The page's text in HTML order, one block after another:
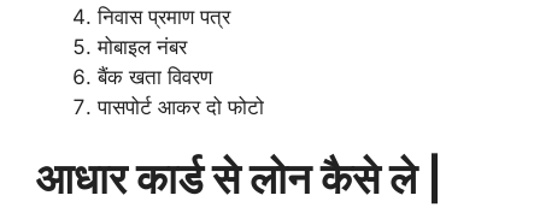
निवास प्रमाण पत्र
मोबाइल नंबर
बैंक खता विवरण
पासपोर्ट आकर दो फोटो
आधार कार्ड से लोन कैसे ले |